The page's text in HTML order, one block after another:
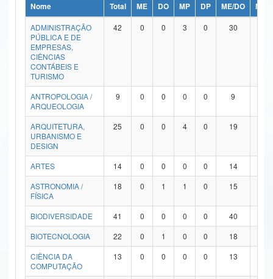
Ministério da Ciência, Tecnologia, Inovações e Comunicações
Ministério do Meio Ambiente
Ministério do Turismo
Ministério do Desenvolvimento Regional
Controladoria-Geral da União
Ministério da Mulher, da Família e dos Direitos Humanos
Secretaria de Governo
Advocacia-Geral da União
Banco Central do Brasil
Nome Total ME DO MP DP ME/DO
MP/
ADMINISTRAÇÃO
PÚBLICA E DE
EMPRESAS,
CIÊNCIAS
CONTÁBEIS E
TURISMO
42 0 0 3 0 30
ANTROPOLOGIA /
ARQUEOLOGIA
9 0 0 0 0 9
ARQUITETURA,
URBANISMO E
DESIGN
25 0 0 4 0 19
ARTES 14 0 0 0 0 14
ASTRONOMIA /
FÍSICA
18 0 1 1 0 15
BIODIVERSIDADE 41 0 0 0 0 40
BIOTECNOLOGIA
22 0 1 0 0 18
CIÊNCIA DA
COMPUTAÇÃO
13 0 0 0 0 13